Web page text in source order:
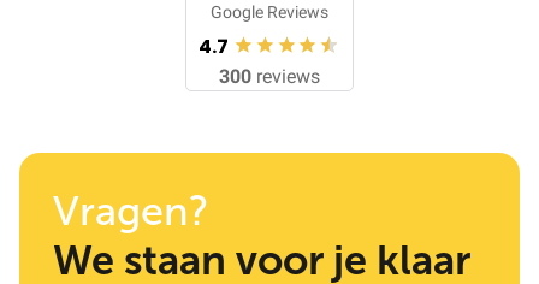
Google Reviews
4.7
300 reviews
Vragen?
We staan voor je klaar